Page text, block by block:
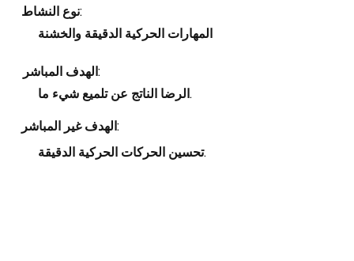
نوع النشاط:
المهارات الحركية الدقيقة والخشنة
الهدف المباشر:
الرضا الناتج عن تلميع شيء ما.
الهدف غير المباشر:
تحسين الحركات الحركية الدقيقة.